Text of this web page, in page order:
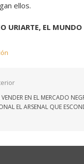
ellos.
URIARTE, EL
EN EL MERCADO
EL ARSENAL QUE